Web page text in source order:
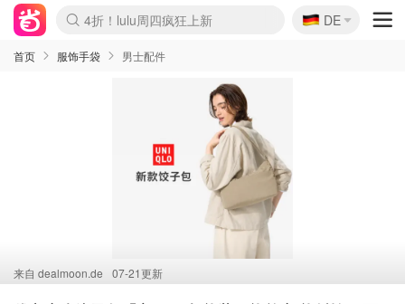
Boticinal 夏促开抢！
4折！lulu周四疯狂上新
还没结束！&OtherStories大促
Joybuy变相75折 随时失效
速领！Stanley独家85折
疑似霸哥！Camper额外叠85折
Zalando 奥莱闪促！每日更新
Moncler反季囤！5折起+叠9折
Coach Brooklyn仅€192
🇩🇪
DE
首页 服饰手袋 男士配件
来自 dealmoon.de 07-21更新